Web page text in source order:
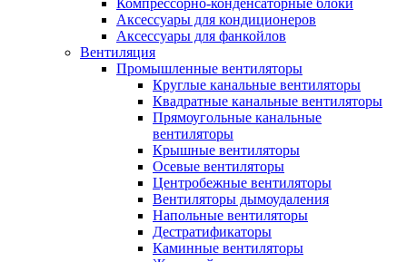
Компрессорно-конденсаторные блоки
Аксессуары для кондиционеров
Аксессуары для фанкойлов
Вентиляция
Промышленные вентиляторы
Круглые канальные вентиляторы
Квадратные канальные вентиляторы
Прямоугольные канальные
вентиляторы
Крышные вентиляторы
Осевые вентиляторы
Центробежные вентиляторы
Вентиляторы дымоудаления
Напольные вентиляторы
Дестратификаторы
Каминные вентиляторы